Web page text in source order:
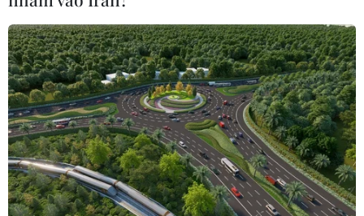
Cẩn trọng với thủ đoạn giả danh, đặt
cọc
04/08/2026 14:55
Khởi tố vụ buôn bán hàng giả mạo
nhãn hiệu nổi tiếng tại Đắk Lắk
04/08/2026 14:34